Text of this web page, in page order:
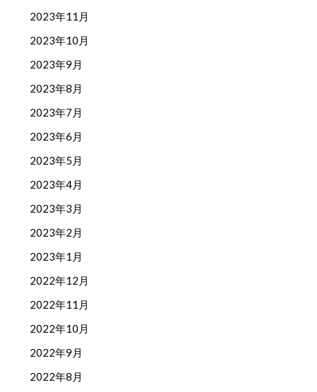
2023年11月
2023年10月
2023年9月
2023年8月
2023年7月
2023年6月
2023年5月
2023年4月
2023年3月
2023年2月
2023年1月
2022年12月
2022年11月
2022年10月
2022年9月
2022年8月